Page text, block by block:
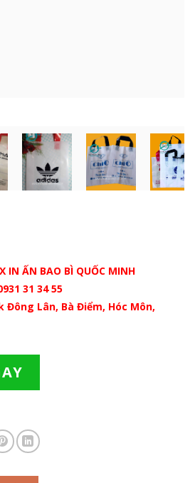
IN ẤN BAO BÌ QUỐC MINH
31 34 55
Đông Lân, Bà Điểm, Hóc Môn,